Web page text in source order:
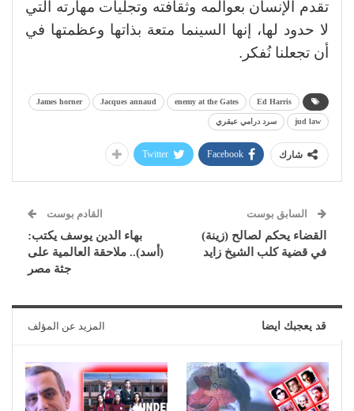
تقدم الإنسان بعوالمه وثقافته وتجليات مهارته التي
لا حدود لها، إنها السينما متعة بذاتها وعظمتها في
أن تجعلنا نُفكر.
مرتبط
(الدخيل) والخطر من الداخل
29 أبريل، 2026
في "سلايدر"
في "دراما"
فيلم يجعلنا نُفكر
20 يونيو، 2026
في "سلايدر"